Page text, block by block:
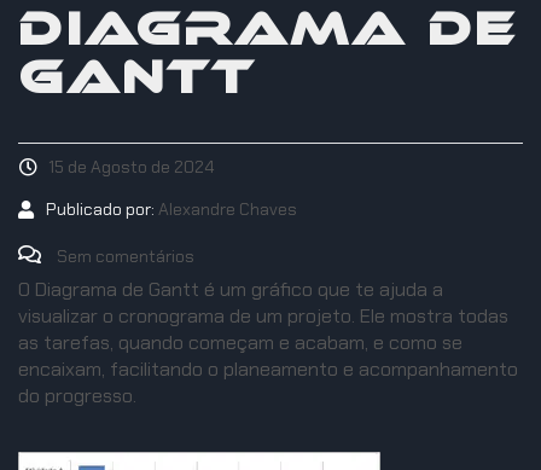
DIAGRAMA DE
GANTT
15 de Agosto de 2024
Publicado por: Alexandre Chaves
Sem comentários
O Diagrama de Gantt é um gráfico que te ajuda a
visualizar o cronograma de um projeto. Ele mostra todas
as tarefas, quando começam e acabam, e como se
encaixam, facilitando o planeamento e acompanhamento
do progresso.